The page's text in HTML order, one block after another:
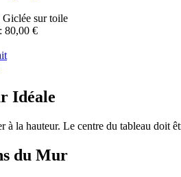
Giclée sur toile
80,00 €
Idéale
à la hauteur. Le centre du tableau doit
du Mur